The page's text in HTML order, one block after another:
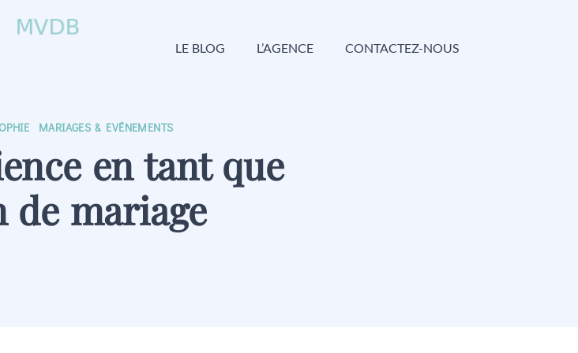
LE BLOG
L’AGENCE CONTACTEZ-NOUS
MARIAGES & EVÉNEMENTS
en tant que
de mariage